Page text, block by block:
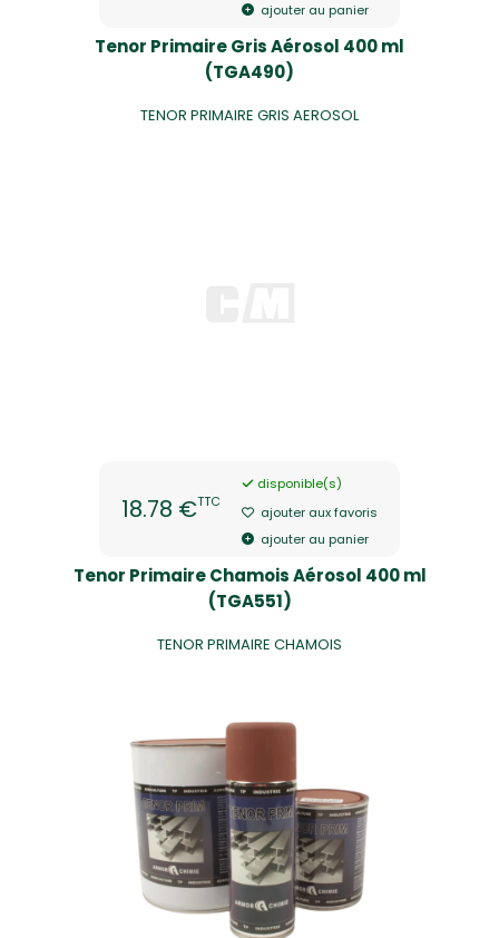
ajouter au panier
Tenor Primaire Gris Aérosol 400 ml
(TGA490)
TENOR PRIMAIRE GRIS AEROSOL
18.78 €TTC
disponible(s)
ajouter aux favoris
ajouter au panier
Tenor Primaire Chamois Aérosol 400 ml
(TGA551)
TENOR PRIMAIRE CHAMOIS